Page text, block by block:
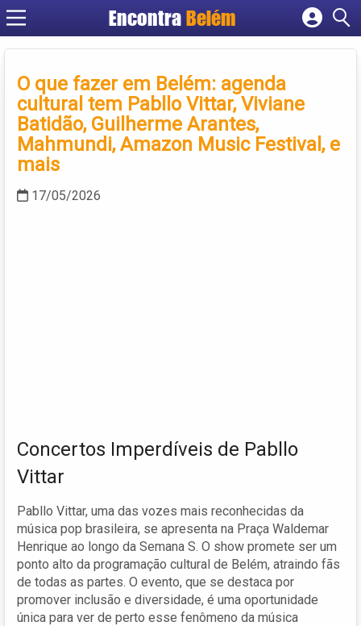
EncontraBelém
Cadastrar empresa
Criar conta
O que fazer em Belém: agenda
cultural tem Pabllo Vittar, Viviane
Batidão, Guilherme Arantes,
Mahmundi, Amazon Music Festival, e
mais
17/05/2026
Concertos Imperdíveis de Pabllo
Vittar
Pabllo Vittar, uma das vozes mais reconhecidas da
música pop brasileira, se apresenta na Praça Waldemar
Henrique ao longo da Semana S. O show promete ser um
ponto alto da programação cultural de Belém, atraindo fãs
de todas as partes. O evento, que se destaca por
promover inclusão e diversidade, é uma oportunidade
única para ver de perto esse fenômeno da música